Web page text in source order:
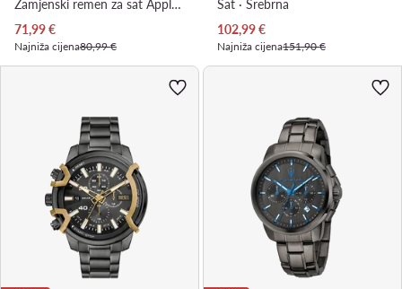
Zamjenski remen za sat Apple Watch · Tamnoplava
Trenutna cijena
71,99€
Najniža cijena80,99 €
Sat · Srebrna
Trenutna cijena
102,99€
Najniža cijena151,90 €